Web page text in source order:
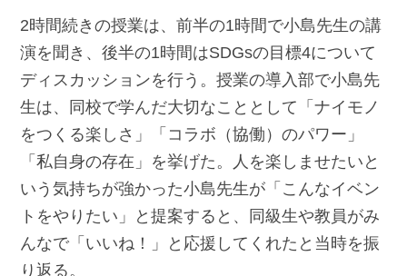
2時間続きの授業は、前半の1時間で小島先生の講
演を聞き、後半の1時間はSDGsの目標4について
ディスカッションを行う。授業の導入部で小島先
生は、同校で学んだ大切なこととして「ナイモノ
をつくる楽しさ」「コラボ（協働）のパワー」
「私自身の存在」を挙げた。人を楽しませたいと
いう気持ちが強かった小島先生が「こんなイベン
トをやりたい」と提案すると、同級生や教員がみ
んなで「いいね！」と応援してくれたと当時を振
り返る。